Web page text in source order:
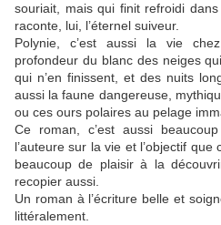
souriait, mais qui finit refroidi
raconte, lui, l’éternel suiveur.
Polynie, c’est aussi la vie
profondeur du blanc des neiges
qui n’en finissent, et des nuits
aussi la faune dangereuse,
ou ces ours polaires au pelage
Ce roman, c’est aussi
l’auteure sur la vie et l’objectif que
beaucoup de plaisir à la
recopier aussi.
Un roman à l’écriture belle et
littéralement.